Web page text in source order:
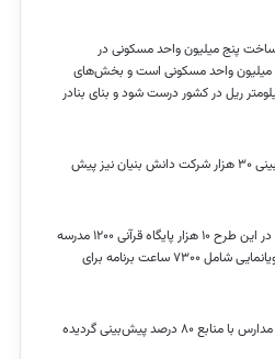
توسعه، ساخت پنج میلیون واحد مسکونی در
میلیون واحد مسکونی است و بخش‌های
مسکن روستایی، مقاوم سازی و ساخت مسکن در بافت‌های فرسوده شهری است. ایجاد بیش از ۳۲۰۰ کیلومتر ریل در کشور درست شود و بنای بنادر
وی افزود: ایجاد ۵۰۰ هزار شغل دیجیتالی برای جوانان، ۲۰ میلیون نقطه اتصال ارتباط الکترونیکی، ۳۰ ماهواره و پیش‌بینی ۳۰ هزار شرکت دانش بنیان نیز پیش
عزیزی با اشاره به اینکه در برنامه پنج ساله مشکلات حوزه‌های آموزش و فرهنگی ساماندهی می‌شود خاطر نشان کرد: در این طرح ۱۰ هزار پایگاه قرآنی ۱۲۰۰ مدرسه
قرآن پایه، تدارک ۳۰۰ هزار معلم قرآنی، باهدف آموختن فرهنگ ایرانی- اسلامی به کودکان گنجانده شده است. این پویانمایی شامل ۷۳۰۰ ساعت برنامه برای
رئیس کمیسیون تلفیق برنامه توسعه هفتم افزود: هوشمند سازی ۵۰ درصد مدارس، کلاس‌های درسی و مقاوم سازی مدارس با منابع ۸۰ درصد پیش‌بینی گردیده